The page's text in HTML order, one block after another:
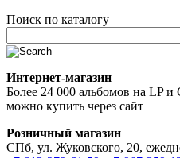
Поиск по каталогу
Интернет-магазин
Более 24 000 альбомов на LP и
можно купить через сайт
Розничный магазин
СПб, ул. Жуковского, 20,